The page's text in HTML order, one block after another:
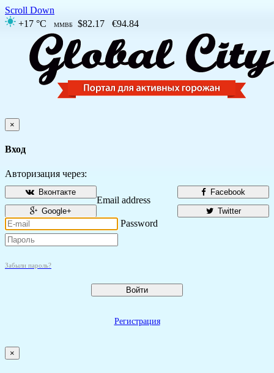
Scroll Down
+17 °C
ММВБ $82.17 €94.84
×
Вход
Авторизация через:
Facebook
Вконтакте
Twitter
Google+
Email address
Password
Забыли пароль?
Войти
Регистрация
×